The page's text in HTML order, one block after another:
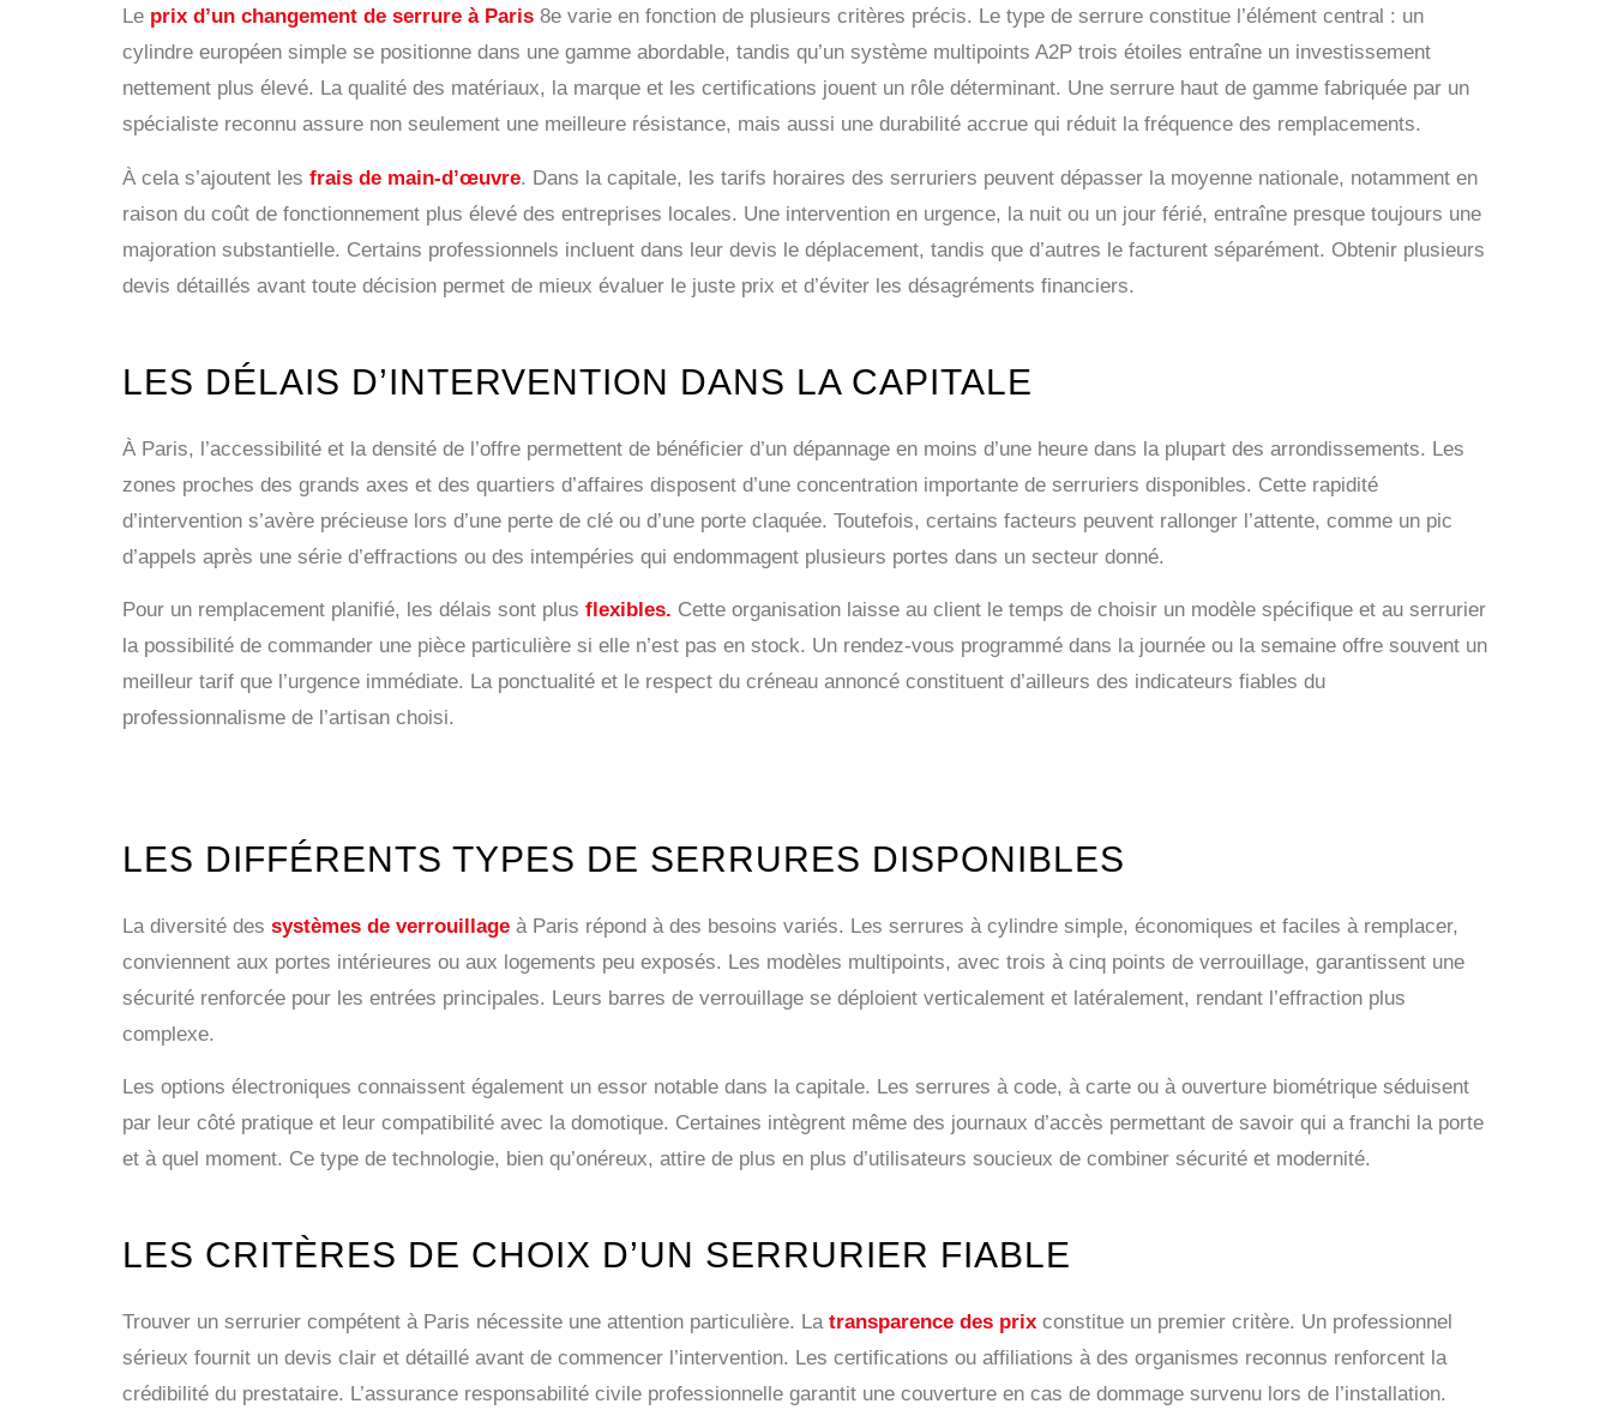
Le prix d’un changement de serrure à Paris 8e varie en fonction de plusieurs critères précis. Le type de serrure constitue l’élément central : un
cylindre européen simple se positionne dans une gamme abordable, tandis qu’un système multipoints A2P trois étoiles entraîne un investissement
nettement plus élevé. La qualité des matériaux, la marque et les certifications jouent un rôle déterminant. Une serrure haut de gamme fabriquée par un
spécialiste reconnu assure non seulement une meilleure résistance, mais aussi une durabilité accrue qui réduit la fréquence des remplacements.
À cela s’ajoutent les frais de main-d’œuvre. Dans la capitale, les tarifs horaires des serruriers peuvent dépasser la moyenne nationale, notamment en
raison du coût de fonctionnement plus élevé des entreprises locales. Une intervention en urgence, la nuit ou un jour férié, entraîne presque toujours une
majoration substantielle. Certains professionnels incluent dans leur devis le déplacement, tandis que d’autres le facturent séparément. Obtenir plusieurs
devis détaillés avant toute décision permet de mieux évaluer le juste prix et d’éviter les désagréments financiers.
LES DÉLAIS D’INTERVENTION DANS LA CAPITALE
À Paris, l’accessibilité et la densité de l’offre permettent de bénéficier d’un dépannage en moins d’une heure dans la plupart des arrondissements. Les
zones proches des grands axes et des quartiers d’affaires disposent d’une concentration importante de serruriers disponibles. Cette rapidité
d’intervention s’avère précieuse lors d’une perte de clé ou d’une porte claquée. Toutefois, certains facteurs peuvent rallonger l’attente, comme un pic
d’appels après une série d’effractions ou des intempéries qui endommagent plusieurs portes dans un secteur donné.
Pour un remplacement planifié, les délais sont plus flexibles. Cette organisation laisse au client le temps de choisir un modèle spécifique et au serrurier
la possibilité de commander une pièce particulière si elle n’est pas en stock. Un rendez-vous programmé dans la journée ou la semaine offre souvent un
meilleur tarif que l’urgence immédiate. La ponctualité et le respect du créneau annoncé constituent d’ailleurs des indicateurs fiables du
professionnalisme de l’artisan choisi.
LES DIFFÉRENTS TYPES DE SERRURES DISPONIBLES
La diversité des systèmes de verrouillage à Paris répond à des besoins variés. Les serrures à cylindre simple, économiques et faciles à remplacer,
conviennent aux portes intérieures ou aux logements peu exposés. Les modèles multipoints, avec trois à cinq points de verrouillage, garantissent une
sécurité renforcée pour les entrées principales. Leurs barres de verrouillage se déploient verticalement et latéralement, rendant l’effraction plus
complexe.
Les options électroniques connaissent également un essor notable dans la capitale. Les serrures à code, à carte ou à ouverture biométrique séduisent
par leur côté pratique et leur compatibilité avec la domotique. Certaines intègrent même des journaux d’accès permettant de savoir qui a franchi la porte
et à quel moment. Ce type de technologie, bien qu’onéreux, attire de plus en plus d’utilisateurs soucieux de combiner sécurité et modernité.
LES CRITÈRES DE CHOIX D’UN SERRURIER FIABLE
Trouver un serrurier compétent à Paris nécessite une attention particulière. La transparence des prix constitue un premier critère. Un professionnel
sérieux fournit un devis clair et détaillé avant de commencer l’intervention. Les certifications ou affiliations à des organismes reconnus renforcent la
crédibilité du prestataire. L’assurance responsabilité civile professionnelle garantit une couverture en cas de dommage survenu lors de l’installation.